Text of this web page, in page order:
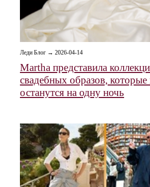
Леди Блог → 2026-04-14
Martha представила
свадебных образов, которые
останутся на одну ночь